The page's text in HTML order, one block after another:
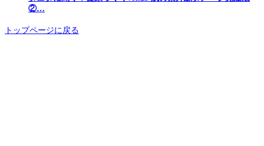
②…
トップページに戻る